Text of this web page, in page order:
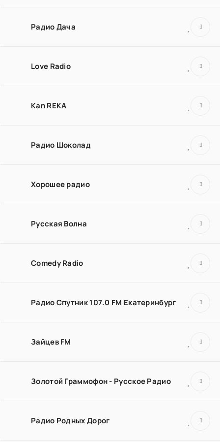
Радио Дача
Love Radio
Kan REKA
Радио Шоколад
Хорошее радио
Русская Волна
Comedy Radio
Радио Спутник 107.0 FM Екатеринбург
Зайцев FM
Золотой Граммофон - Русское Радио
Радио Родных Дорог